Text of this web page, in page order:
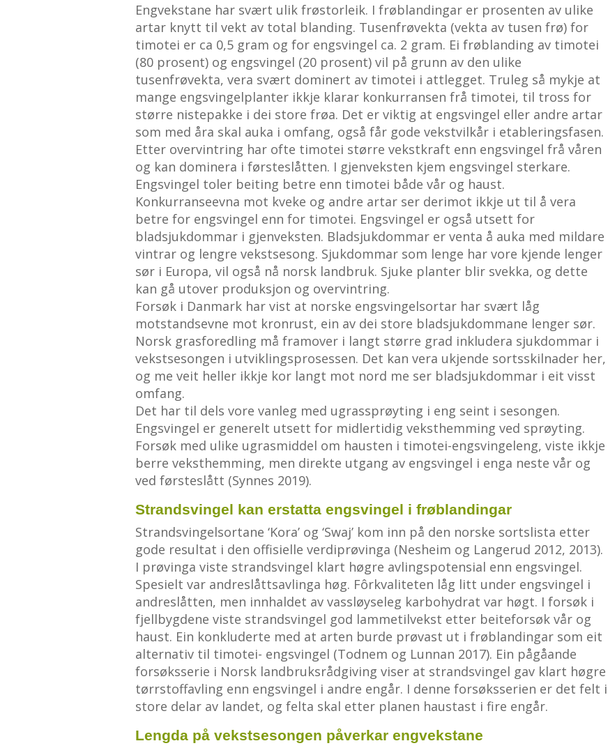
Engvekstane har svært ulik frøstorleik. I frøblandingar er prosenten av ulike
artar knytt til vekt av total blanding. Tusenfrøvekta (vekta av tusen frø) for
timotei er ca 0,5 gram og for engsvingel ca. 2 gram. Ei frøblanding av timotei
(80 prosent) og engsvingel (20 prosent) vil på grunn av den ulike
tusenfrøvekta, vera svært dominert av timotei i attlegget. Truleg så mykje at
mange engsvingelplanter ikkje klarar konkurransen frå timotei, til tross for
større nistepakke i dei store frøa. Det er viktig at engsvingel eller andre artar
som med åra skal auka i omfang, også får gode vekstvilkår i etableringsfasen.
Etter overvintring har ofte timotei større vekstkraft enn engsvingel frå våren
og kan dominera i førsteslåtten. I gjenveksten kjem engsvingel sterkare.
Engsvingel toler beiting betre enn timotei både vår og haust.
Konkurranseevna mot kveke og andre artar ser derimot ikkje ut til å vera
betre for engsvingel enn for timotei. Engsvingel er også utsett for
bladsjukdommar i gjenveksten. Bladsjukdommar er venta å auka med mildare
vintrar og lengre vekstsesong. Sjukdommar som lenge har vore kjende lenger
sør i Europa, vil også nå norsk landbruk. Sjuke planter blir svekka, og dette
kan gå utover produksjon og overvintring.
Forsøk i Danmark har vist at norske engsvingelsortar har svært låg
motstandsevne mot kronrust, ein av dei store bladsjukdommane lenger sør.
Norsk grasforedling må framover i langt større grad inkludera sjukdommar i
vekstsesongen i utviklingsprosessen. Det kan vera ukjende sortsskilnader her,
og me veit heller ikkje kor langt mot nord me ser bladsjukdommar i eit visst
omfang.
Det har til dels vore vanleg med ugrassprøyting i eng seint i sesongen.
Engsvingel er generelt utsett for midlertidig veksthemming ved sprøyting.
Forsøk med ulike ugrasmiddel om hausten i timotei-engsvingeleng, viste ikkje
berre veksthemming, men direkte utgang av engsvingel i enga neste vår og
ved førsteslått (Synnes 2019).
Strandsvingel kan erstatta engsvingel i frøblandingar
Strandsvingelsortane ‘Kora’ og ‘Swaj’ kom inn på den norske sortslista etter
gode resultat i den offisielle verdiprøvinga (Nesheim og Langerud 2012, 2013).
I prøvinga viste strandsvingel klart høgre avlingspotensial enn engsvingel.
Spesielt var andreslåttsavlinga høg. Fôrkvaliteten låg litt under engsvingel i
andreslåtten, men innhaldet av vassløyseleg karbohydrat var høgt. I forsøk i
fjellbygdene viste strandsvingel god lammetilvekst etter beiteforsøk vår og
haust. Ein konkluderte med at arten burde prøvast ut i frøblandingar som eit
alternativ til timotei- engsvingel (Todnem og Lunnan 2017). Ein pågåande
forsøksserie i Norsk landbruksrådgiving viser at strandsvingel gav klart høgre
tørrstoffavling enn engsvingel i andre engår. I denne forsøksserien er det felt i
store delar av landet, og felta skal etter planen haustast i fire engår.
Lengda på vekstsesongen påverkar engvekstane